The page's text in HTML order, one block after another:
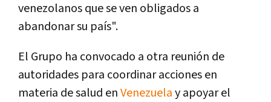
venezolanos que se ven obligados a
abandonar su paí­s".
El Grupo ha convocado a otra reunión de
autoridades para coordinar acciones en
materia de salud enVenezuelay apoyar el